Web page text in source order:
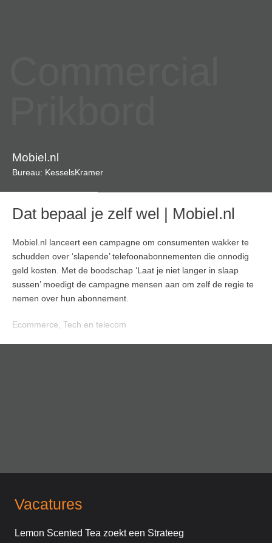
Mobiel.nl
Bureau: KesselsKramer
Dat bepaal je zelf wel | Mobiel.nl
Mobiel.nl lanceert een campagne om consumenten wakker te
schudden over ‘slapende’ telefoonabonnementen die onnodig
geld kosten. Met de boodschap ‘Laat je niet langer in slaap
sussen’ moedigt de campagne mensen aan om zelf de regie te
nemen over hun abonnement.
Ecommerce Tech en telecom
Vacatures
Lemon Scented Tea zoekt een Strateeg